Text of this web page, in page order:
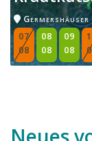
07
08
08
08
09
08